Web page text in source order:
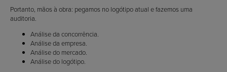
Portanto, mãos à obra: pegamos no logótipo atual e fazemos uma
auditoria.
Análise da concorrência.
Análise da empresa.
Análise do mercado.
Análise do logótipo.